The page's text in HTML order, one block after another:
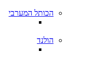
הכותל המערבי
הולנד